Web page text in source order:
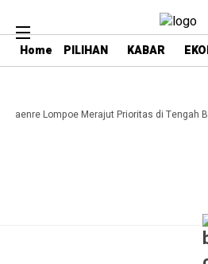
Home PILIHAN KABAR
Paenre Lompoe Merajut Prioritas di Tengah